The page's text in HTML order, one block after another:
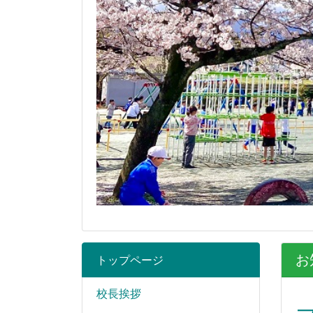
トップページ
校長挨拶